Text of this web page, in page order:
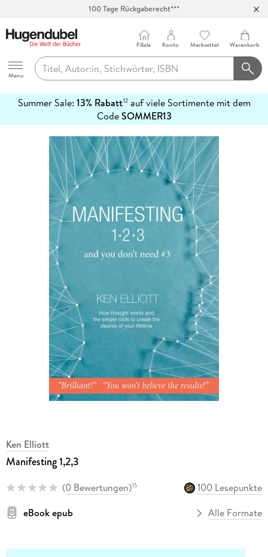
100 Tage Rückgaberecht***
Hugendubel
Menu
Filiale Konto Merkzettel Warenkorb
Summer Sale: 13% Rabatt12auf viele Sortimente mit dem
CodeSOMMER13
erfahren
Ken Elliott
Manifesting 1,2,3
(0 Bewertungen)15
100 Lesepunkte
eBook epub
Alle Formate